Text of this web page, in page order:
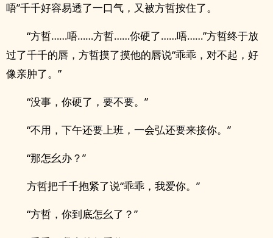
唔”千千好容易透了一口气，又被方哲按住了。
“方哲……唔……方哲……你硬了……唔……”方哲终于放
过了千千的唇，方哲摸了摸他的唇说“乖乖，对不起，好
像亲肿了。”
“没事，你硬了，要不要。”
“不用，下午还要上班，一会弘还要来接你。”
“那怎幺办？”
方哲把千千抱紧了说“乖乖，我爱你。”
“方哲，你到底怎幺了？”